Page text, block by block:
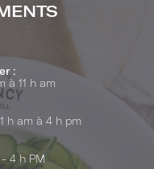
:
à 11 h am
h am à 4 h pm
- 4 h PM